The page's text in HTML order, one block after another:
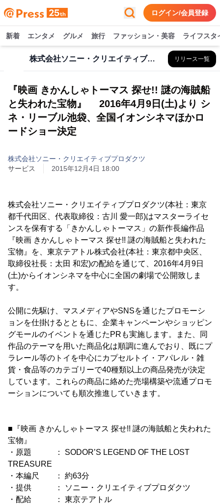
ログイン/会員登録
新着 エンタメ グルメ 旅行 ファッション・美容 ライフスタ
株式会社ソニー・クリエイティブプロダクツ リリース一覧
『映画 きかんしゃトーマス 探せ!! 謎の海賊船
と失われた宝物』 2016年4月9日(土)より シ
ネ・リーブル池袋、全国イオンシネマほかロ
ードショー決定
株式会社ソニー・クリエイティブプロダクツ
サービス
2015年12月4日 18:00
株式会社ソニー・クリエイティブプロダクツ(本社：東京
都千代田区、代表取締役：古川 愛一郎)はマスターライセ
ンスを保有する「きかんしゃトーマス」の新作長編作品
『映画 きかんしゃトーマス 探せ!! 謎の海賊船と失われた
宝物』を、東京テアトル株式会社(本社：東京都中央区、
取締役社長：太田 和宏)の配給を通じて、2016年4月9日
(土)からイオンシネマを中心に全国の劇場で公開致しま
す。
公開に先駆け、マスメディアやSNSを通じたプロモーシ
ョンを仕掛けるとともに、企業キャンペーンやショッピン
グモールのイベントを通じたPRも実施します。また、同
作品のテーマを用いた商品化は順調に進んでおり、既にプ
ラレール等のトイを中心にカプセルトイ・アパレル・雑
貨・食品等のカテゴリーで40種類以上の商品発売が決定
しています。これらの商品に絡めた売場構築や流通プロモ
ーションについても順次推進していきます。
■『映画 きかんしゃトーマス 探せ!! 謎の海賊船と失われた
宝物』
・原題 ： SODOR’S LEGEND OF THE LOST
TREASURE
・本編尺 ： 約63分
・提供 ： ソニー・クリエイティブプロダクツ
・配給 ： 東京テアトル